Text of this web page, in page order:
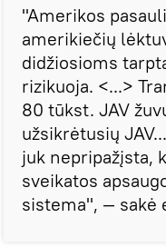
"Amerikos
amerikiečių
didžiosioms
rizikuoja. <...>
80 tūkst. JAV
užsikrėtusių
juk nepripažįsta,
sveikatos
sistema", — sakė